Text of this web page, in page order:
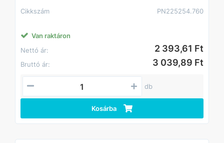
Cikkszám PN225254.760
Van raktáron
Nettó ár:
2 393,61 Ft
Bruttó ár: 3 039,89 Ft
db
Kosárba